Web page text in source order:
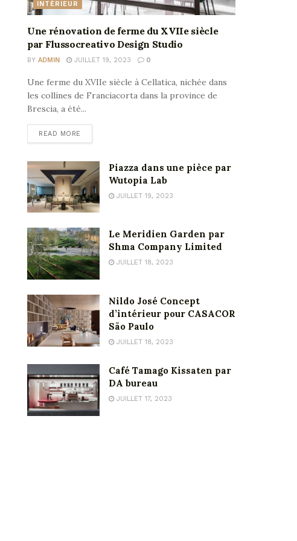
INTÉRIEUR
Une rénovation de ferme du XVIIe siècle
par Flussocreativo Design Studio
BY ADMIN JUILLET 19, 2023 0
Une ferme du XVIIe siècle à Cellatica, nichée dans
les collines de Franciacorta dans la province de
Brescia, a été...
READ MORE
Piazza dans une pièce par
Wutopia Lab
JUILLET 19, 2023
Le Meridien Garden par
Shma Company Limited
JUILLET 18, 2023
Nildo José Concept
d’intérieur pour CASACOR
São Paulo
JUILLET 18, 2023
Café Tamago Kissaten par
DA bureau
JUILLET 17, 2023